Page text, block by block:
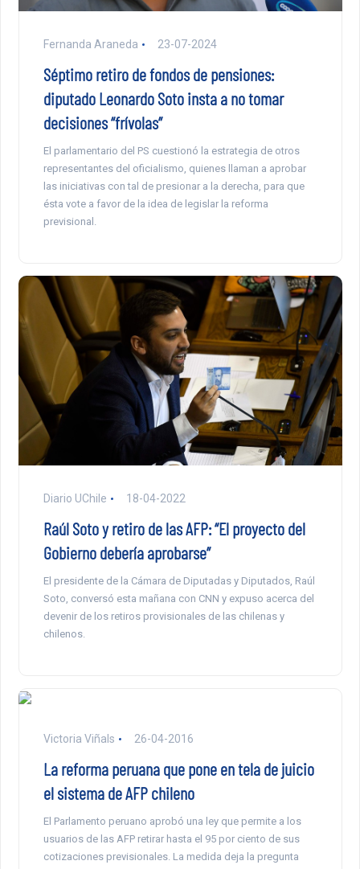
Fernanda Araneda 23-07-2024
Séptimo retiro de fondos de pensiones:
diputado Leonardo Soto insta a no tomar
decisiones “frívolas”
El parlamentario del PS cuestionó la estrategia de otros
representantes del oficialismo, quienes llaman a aprobar
las iniciativas con tal de presionar a la derecha, para que
ésta vote a favor de la idea de legislar la reforma
previsional.
Diario UChile 18-04-2022
Raúl Soto y retiro de las AFP: “El proyecto del
Gobierno debería aprobarse”
El presidente de la Cámara de Diputadas y Diputados, Raúl
Soto, conversó esta mañana con CNN y expuso acerca del
devenir de los retiros provisionales de las chilenas y
chilenos.
Victoria Viñals 26-04-2016
La reforma peruana que pone en tela de juicio
el sistema de AFP chileno
El Parlamento peruano aprobó una ley que permite a los
usuarios de las AFP retirar hasta el 95 por ciento de sus
cotizaciones previsionales. La medida deja la pregunta